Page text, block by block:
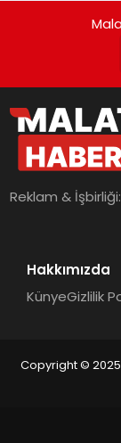
Reklam &
Hakkımızda
KünyeGizlilik
Copyright © 2025